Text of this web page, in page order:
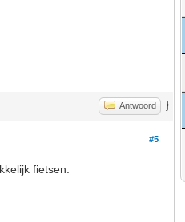
Antwoord }
#5
fietsen.